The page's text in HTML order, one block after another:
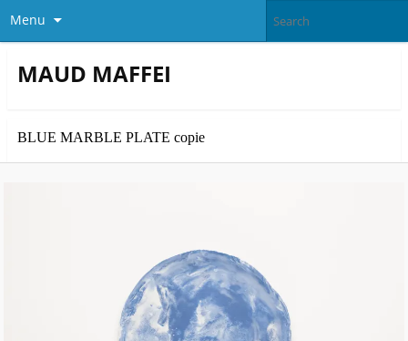
Menu
MAUD MAFFEI
BLUE MARBLE PLATE copie